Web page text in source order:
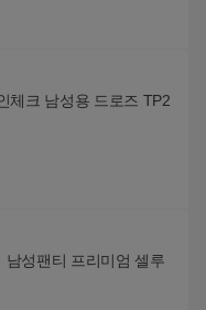
체크 남성용 드로즈 TP2
남성팬티 프리미엄 셀루